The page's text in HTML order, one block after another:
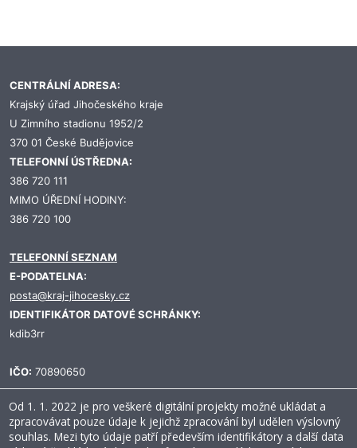
CENTRÁLNÍ ADRESA:
Krajský úřad Jihočeského kraje
U Zimního stadionu 1952/2
370 01 České Budějovice
TELEFONNÍ ÚSTŘEDNA:
386 720 111
MIMO ÚŘEDNÍ HODINY:
386 720 100
TELEFONNÍ SEZNAM
E-PODATELNA:
posta@kraj-jihocesky.cz
IDENTIFIKÁTOR DATOVÉ SCHRÁNKY:
kdib3rr
IČO: 70890650
Prohlášení o přístupnosti Ochrana osobních údajůMapa stránek
Od 1. 1. 2022 je pro veškeré digitální projekty možné ukládat a
zpracovávat pouze údaje k jejichž zpracování byl udělen výslovný
souhlas. Mezi tyto údaje patří především identifikátory a další data